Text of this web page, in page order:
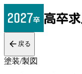
戻る
塗装/製図